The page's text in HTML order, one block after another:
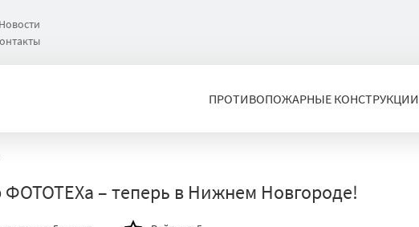
Новости
ПРОТИВОПОЖАРНЫЕ КОНСТРУКЦИИ
– теперь в Нижнем Новгороде!